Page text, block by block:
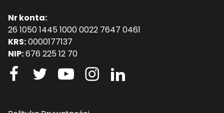
Nr konta:
26 1050 1445 1000 0022 7647 0461
KRS:0000177137
NIP:676 225 12 70